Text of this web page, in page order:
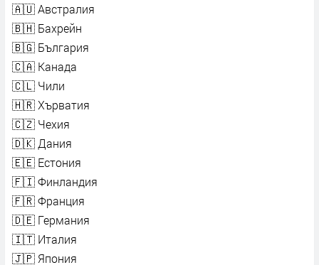
🇦🇺 Австралия
🇧🇭 Бахрейн
🇧🇬 България
🇨🇦 Канада
🇨🇱 Чили
🇭🇷 Хърватия
🇨🇿 Чехия
🇩🇰 Дания
🇪🇪 Естония
🇫🇮 Финландия
🇫🇷 Франция
🇩🇪 Германия
🇮🇹 Италия
🇯🇵 Япония